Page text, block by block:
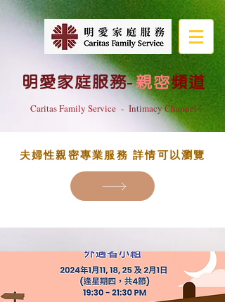
明愛家庭服務-親密頻道
Caritas Family Service - Intimacy Channel
夫婦性親密專業服務 詳情可以瀏覽